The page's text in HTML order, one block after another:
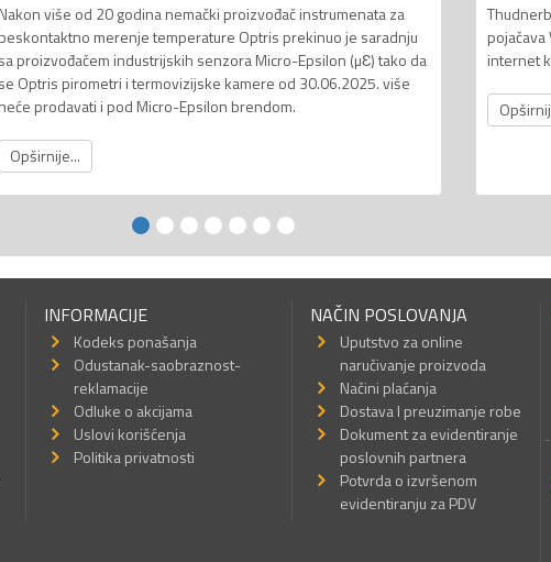
Nakon više od 20 godina nemački proizvođač instrumenata za
beskontaktno merenje temperature Optris prekinuo je saradnju
sa proizvođačem industrijskih senzora Micro-Epsilon (µƐ) tako da
se Optris pirometri i termovizijske kamere od 30.06.2025. više
neće prodavati i pod Micro-Epsilon brendom.
Opširnije...
internet
INFORMACIJE
Kodeks ponašanja
Odustanak-saobraznost-
reklamacije
Odluke o akcijama
Uslovi korišćenja
Politika privatnosti
NAČIN POSLOVANJA
Uputstvo za online
naručivanje proizvoda
Načini plaćanja
Dostava I preuzimanje robe
Dokument za evidentiranje
poslovnih partnera
Potvrda o izvršenom
evidentiranju za PDV